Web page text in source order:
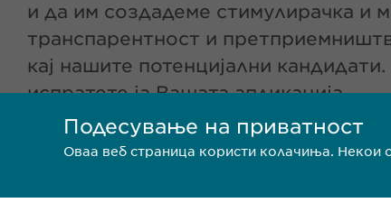
и да им создадеме стимулирачка и
транспарентност и
кај нашите потенцијални
испратете ја Вашата апликација.
Подесување на приватност
Оваа веб страница користи колачиња. Некои